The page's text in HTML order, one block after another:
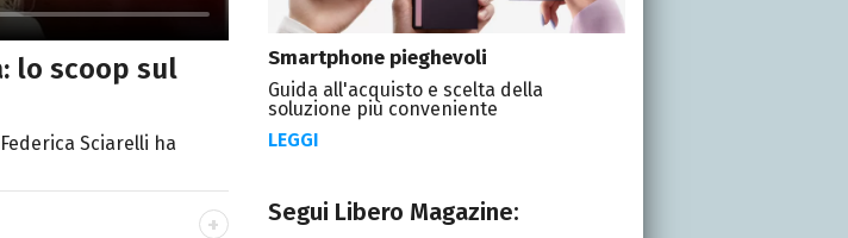
lo scoop sul
Sciarelli ha
Smartphone pieghevoli
Guida all'acquisto e scelta della
soluzione più conveniente
LEGGI
Segui Libero Magazine: